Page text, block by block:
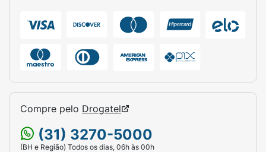
Compre pelo Drogatel
(31) 3270-5000
(BH e Região) Todos os dias, 06h às 00h